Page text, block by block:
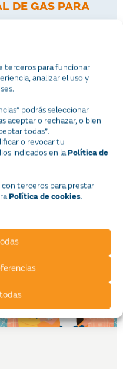
terceros para funcionar
analizar el uso y
podrás seleccionar
aceptar o rechazar, o bien
todas”.
o revocar tu
indicados en la Política de
terceros para prestar
Política de cookies.
DE GAS PARA
inversión debe
la eficiencia, la
negocios,
cadenas de comida
clave dentro de la
capacidad de
impacto en el
una freidora